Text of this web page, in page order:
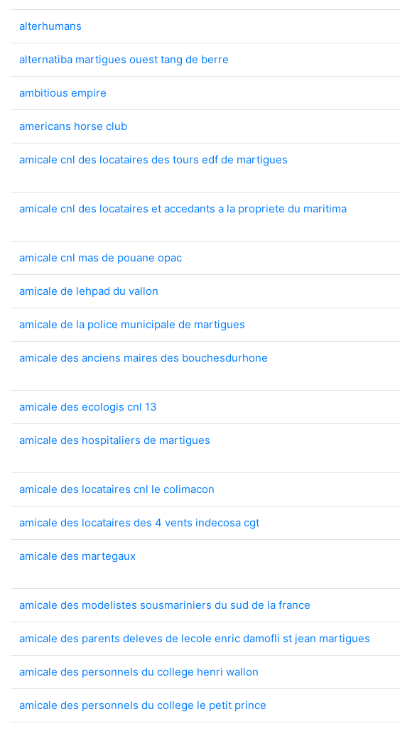
alterhumans
alternatiba martigues ouest tang de berre
ambitious empire
americans horse club
amicale cnl des locataires des tours edf de martigues
amicale cnl des locataires et accedants a la propriete du maritima
amicale cnl mas de pouane opac
amicale de lehpad du vallon
amicale de la police municipale de martigues
amicale des anciens maires des bouchesdurhone
amicale des ecologis cnl 13
amicale des hospitaliers de martigues
amicale des locataires cnl le colimacon
amicale des locataires des 4 vents indecosa cgt
amicale des martegaux
amicale des modelistes sousmariniers du sud de la france
amicale des parents deleves de lecole enric damofli st jean martigues
amicale des personnels du college henri wallon
amicale des personnels du college le petit prince